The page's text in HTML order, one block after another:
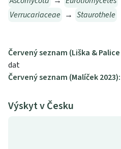
Verrucariaceae → Staurothele
Červený seznam (Liška & Palice
dat
Červený seznam (Malíček 2023):
Výskyt v Česku